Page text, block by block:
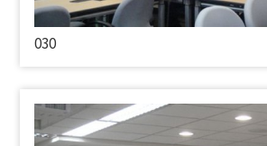
030